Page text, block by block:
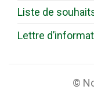
Liste de
Lettre
©